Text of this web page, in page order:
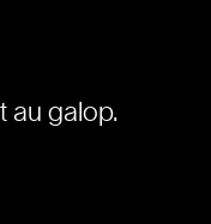
au galop.